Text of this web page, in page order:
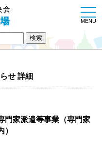
MENU
せ 詳細
門家派遣等事業（専門家
）